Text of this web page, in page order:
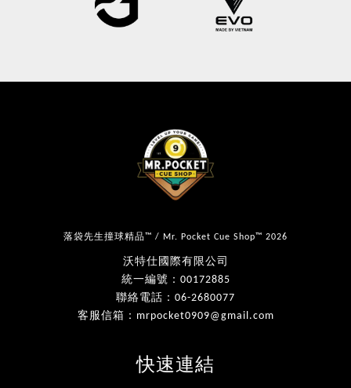
落袋先生撞球精品™ / Mr. Pocket Cue Shop™ 2026
沃特仕國際有限公司
統一編號：00172885
聯絡電話：06-2680077
客服信箱：mrpocket0909@gmail.com
快速連結